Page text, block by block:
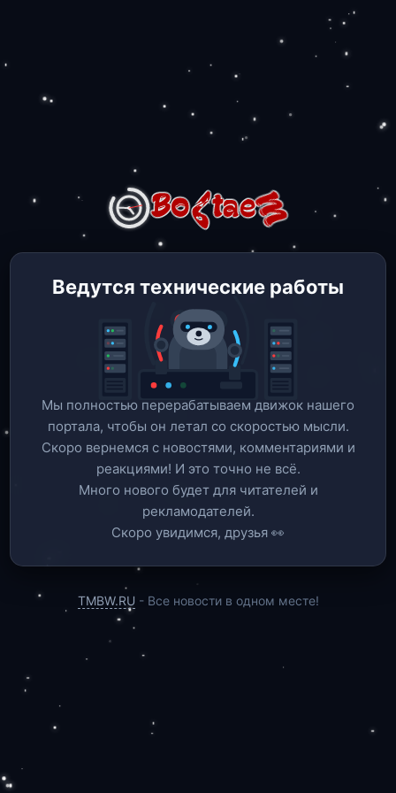
Ведутся технические работы
Мы полностью перерабатываем движок нашего
портала, чтобы он летал со скоростью мысли.
Скоро вернемся c новостями, комментариями и
реакциями! И это точно не всё.
Много нового будет для читателей и
рекламодателей.
Скоро увидимся, друзья 👀
TMBW.RU - Все новости в одном месте!